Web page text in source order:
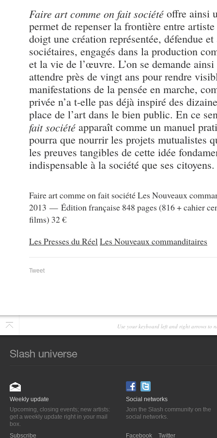
Faire art comme on fait société offre ainsi
permet de repenser la frontière entre
doigt une création représentée, défendue
sociétaires, engagés dans la production
et la vie de l’œuvre. L’on se demande
attendre près de vingt ans pour rendre
manifestations de la pensée en marche,
privée n’a t-elle pas déjà inspiré des
place de l’art dans le bien public. En ce
fait société apparaît comme un manuel
pourra que nourrir les projets mutualistes
les preuves tangibles de cette idée
indispensable à la société que ses citoyens.
Faire art comme on fait société Les Nouveaux
2013 — Édition française 848 pages (816 + cahier
films) 32 €
Les Presses du RéelLes Nouveaux commanditaires
Tweet
Use your keyboard left and right arrows to
Weekly update
Upcoming, closing events; new artists:
get a weekly update right in your mail
box.
Subscribe
Social networks
Join the Slash community on the
social networks.
Facebook Twitter